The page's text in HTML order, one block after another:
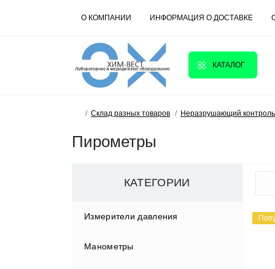
О КОМПАНИИ ИНФОРМАЦИЯ О ДОСТАВКЕ
КАТАЛОГ
Склад разных товаров Неразрушающий контроль
Пирометры
КАТЕГОРИИ
Измерители давления
Манометры